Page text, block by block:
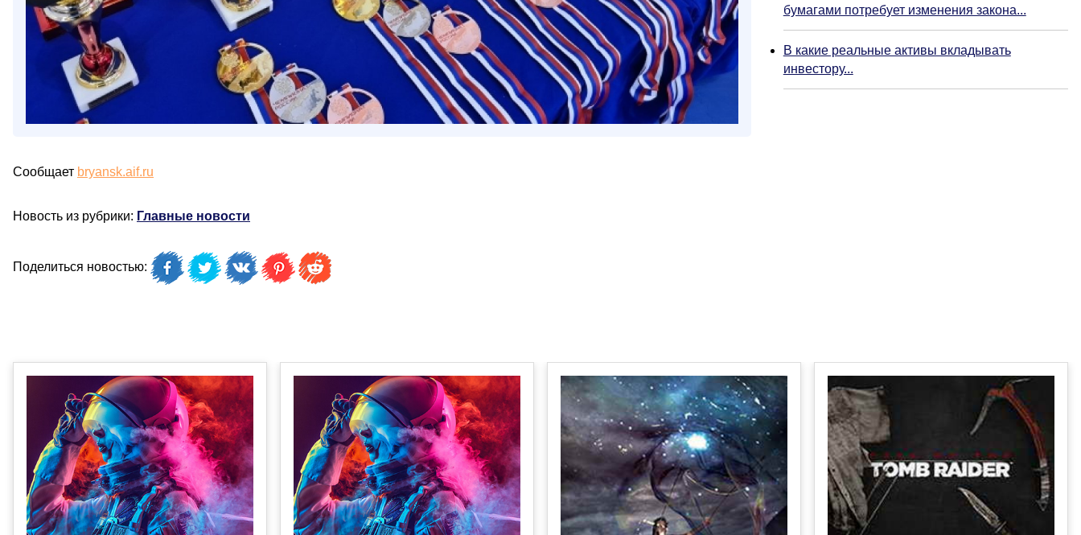
Сообщает bryansk.aif.ru
Новость из рубрики: Главные новости
Поделиться новостью:
бумагами потребует изменения закона...
В какие реальные активы вкладывать
инвестору...